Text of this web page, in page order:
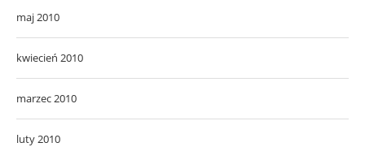
maj 2010
kwiecień 2010
marzec 2010
luty 2010